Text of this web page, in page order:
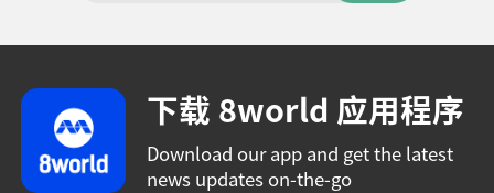
下载 8world 应用程序
Download our app and get the latest
news updates on-the-go